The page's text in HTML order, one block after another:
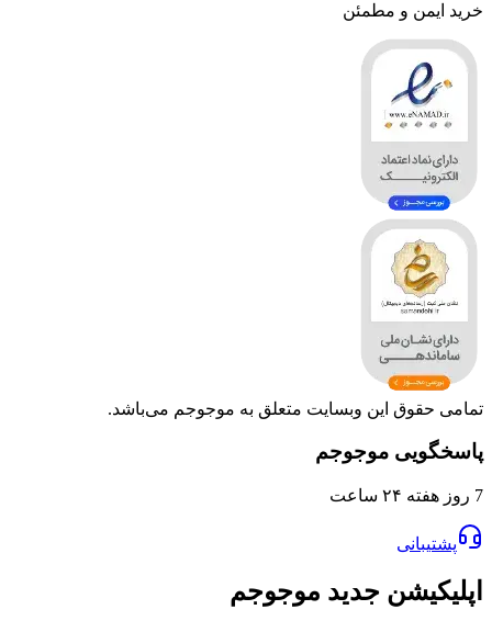
خرید ایمن و مطمئن
تمامی حقوق این وبسایت متعلق به موجوجم می‌باشد.
پاسخگویی موجوجم
7 روز هفته ۲۴ ساعت
پشتیبانی
اپلیکیشن جدید موجوجم